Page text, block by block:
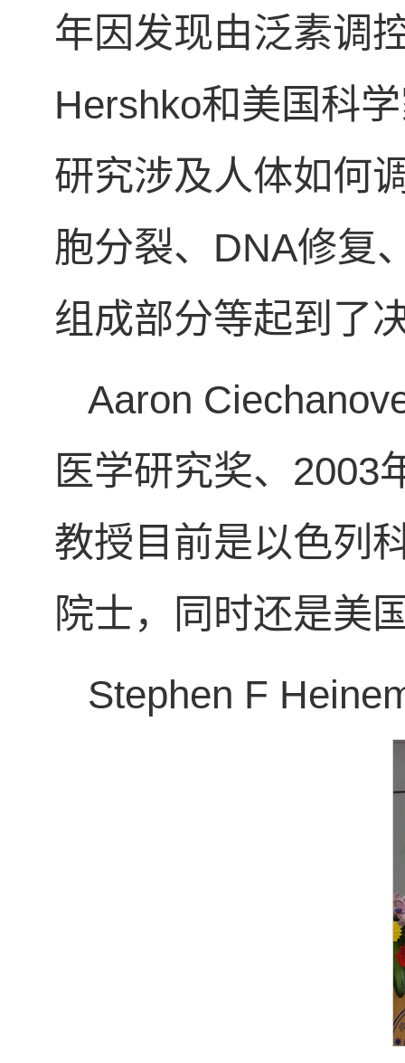
年因发现由泛素调
Hershko和美国科
研究涉及人体如何
胞分裂、DNA修复
组成部分等起到了
Aaron
医学研究奖、2003
教授目前是以色列
院士，同时还是美
Stephen F